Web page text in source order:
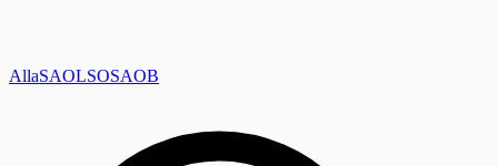
AllaSAOLSOSAOB